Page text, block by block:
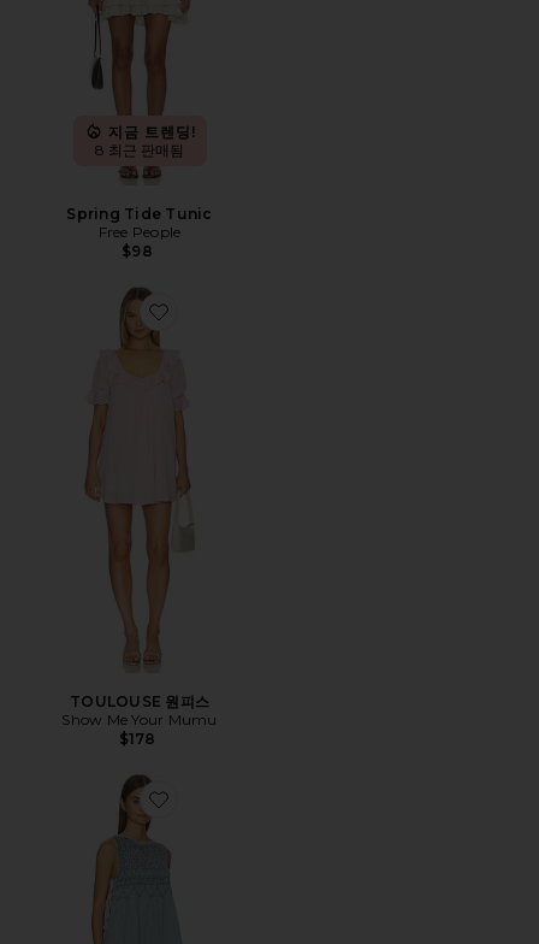
지금 트렌딩!
8 최근 판매됨
Spring Tide Tunic
Free People
$98
Favorite TOULOUSE 원피스
TOULOUSE 원피스
Show Me Your Mumu
$178
Favorite MAISIE SMOCKED DENIM MINI 원피스